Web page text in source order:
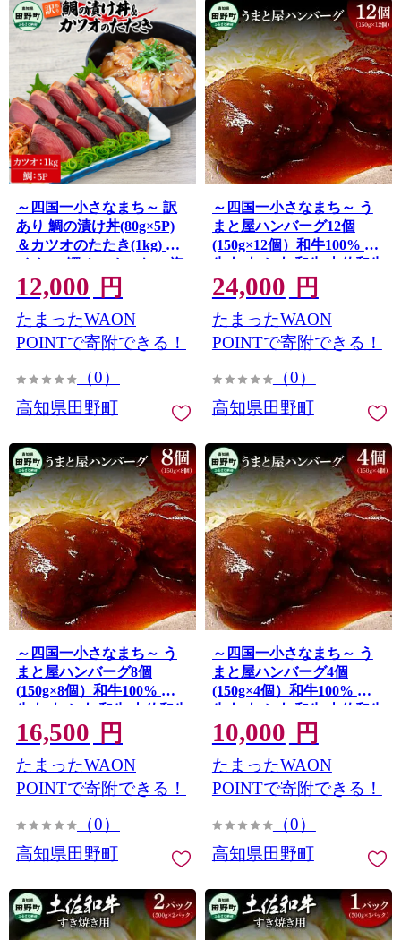
～四国一小さなまち～ 訳
あり 鯛の漬け丼(80g×5P)
＆カツオのたたき(1kg) タ
イ たい 鰹 かつお 1キロ 海
鮮 海鮮丼 どんぶり タタキ
刺身 魚介 魚 惣菜 おかず
本場 新鮮 訳アリ
12,000 円
たまったWAON
POINTで寄附できる！
（0）
高知県田野町
～四国一小さなまち～ う
まと屋ハンバーグ12個
(150g×12個）和牛100% 牛
牛肉 肉 お肉 和牛 土佐和牛
土佐黒牛 おかず 惣菜 ジュ
ーシー おいしい 国産 真空
パック お取り寄せ
24,000 円
たまったWAON
POINTで寄附できる！
（0）
高知県田野町
～四国一小さなまち～ う
まと屋ハンバーグ8個
(150g×8個）和牛100% 牛
牛肉 肉 お肉 和牛 土佐和牛
土佐黒牛 おかず 惣菜 ジュ
ーシー おいしい 国産 真空
パック お取り寄せ
16,500 円
たまったWAON
POINTで寄附できる！
（0）
高知県田野町
～四国一小さなまち～ う
まと屋ハンバーグ4個
(150g×4個）和牛100% 牛
牛肉 肉 お肉 和牛 土佐和牛
土佐黒牛 おかず 惣菜 ジュ
ーシー おいしい 国産 真空
パック お取り寄せ
10,000 円
たまったWAON
POINTで寄附できる！
（0）
高知県田野町